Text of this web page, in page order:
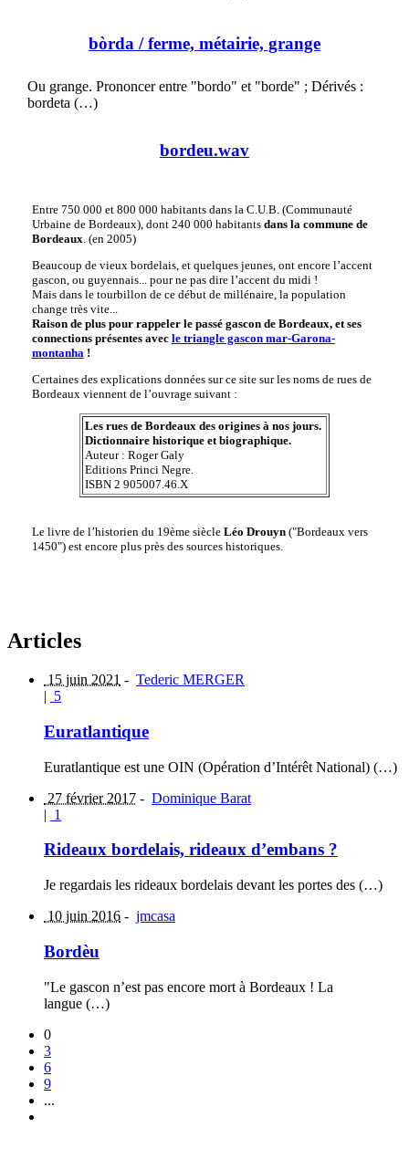
bòrda / ferme, métairie, grange
Ou grange. Prononcer entre "bordo" et "borde" ; Dérivés :
bordeta (…)
bordeu.wav
Entre 750 000 et 800 000 habitants dans la C.U.B. (Communauté
Urbaine de Bordeaux), dont 240 000 habitants dans la commune de
Bordeaux . (en 2005)
Beaucoup de vieux bordelais, et quelques jeunes, ont encore l’accent
gascon, ou guyennais... pour ne pas dire l’accent du midi !
Mais dans le tourbillon de ce début de millénaire, la population
change très vite...
Raison de plus pour rappeler le passé gascon de Bordeaux, et ses
connections présentes avec le triangle gascon mar-Garona-
montanha !
Certaines des explications données sur ce site sur les noms de rues de
Bordeaux viennent de l’ouvrage suivant :
Les rues de Bordeaux des origines à nos jours.
Dictionnaire historique et biographique.
Auteur : Roger Galy
Editions Princi Negre.
ISBN 2 905007.46.X
Le livre de l’historien du 19ème siècle Léo Drouyn("Bordeaux vers
1450") est encore plus près des sources historiques.
Articles
15 juin 2021 - Tederic MERGER
| 5
Euratlantique
Euratlantique est une OIN (Opération d’Intérêt National) (…)
27 février 2017 - Dominique Barat
| 1
Rideaux bordelais, rideaux d’embans ?
Je regardais les rideaux bordelais devant les portes des (…)
10 juin 2016 - jmcasa
Bordèu
"Le gascon n’est pas encore mort à Bordeaux ! La
langue (…)
0
3
6
9
...